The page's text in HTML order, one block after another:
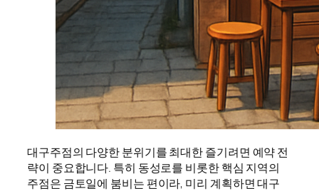
대구주점의 다양한 분위기를 최대한 즐기려면 예약 전
략이 중요합니다. 특히 동성로를 비롯한 핵심 지역의
주점은 금토일에 붐비는 편이라, 미리 계획하면 대구